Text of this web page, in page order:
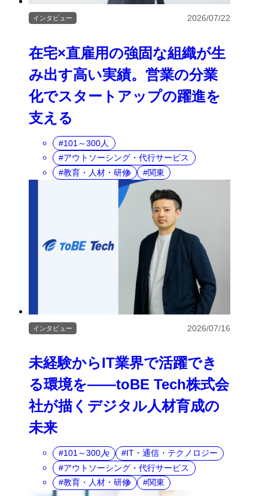
在宅×直雇用の強固な組織が生
み出す高い実績。営業の分業
化でスタートアップの躍進を
支える
インタビュー 2026/07/22
101～300人
アウトソーシング・代行サービス
教育・人材・研修
関東
未経験からIT業界で活躍でき
る環境を――toBE Tech株式会
社が描くデジタル人材育成の
未来
インタビュー 2026/07/16
101～300人
IT・通信・テクノロジー
アウトソーシング・代行サービス
教育・人材・研修
関東